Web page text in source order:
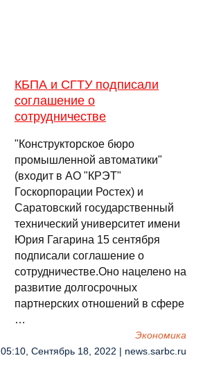
КБПА и СГТУ подписали
соглашение о
сотрудничестве
"Конструкторское бюро
промышленной автоматики"
(входит в АО "КРЭТ"
Госкорпорации Ростех) и
Саратовский государственный
технический университет имени
Юрия Гагарина 15 сентября
подписали соглашение о
сотрудничестве.Оно нацелено на
развитие долгосрочных
партнерских отношений в сфере
…
Экономика
05:10, Сентябрь 18, 2022 | news.sarbc.ru